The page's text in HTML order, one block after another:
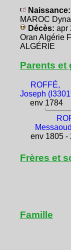
Naissance:
MAROC
Décès: apr
Oran Algérie
ALGÉRIE
Parents et
ROFFÉ,
Joseph
env 1784
env 1805 -
Frères et
Famille